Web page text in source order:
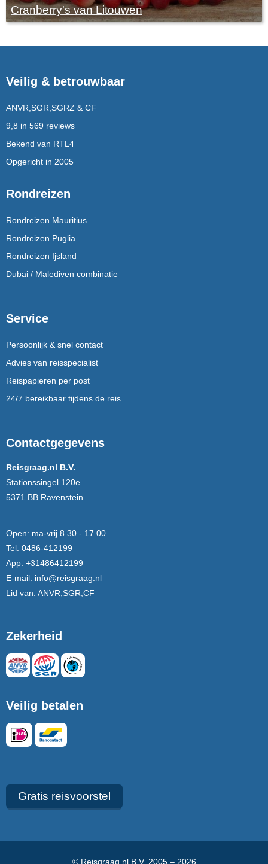
Cranberry's van Litouwen
Veilig & betrouwbaar
ANVR,SGR,SGRZ & CF
9,8 in 569 reviews
Bekend van RTL4
Opgericht in 2005
Rondreizen
Rondreizen Mauritius
Rondreizen Puglia
Rondreizen Ijsland
Dubai / Malediven combinatie
Service
Persoonlijk & snel contact
Advies van reisspecialist
Reispapieren per post
24/7 bereikbaar tijdens de reis
Contactgegevens
Reisgraag.nl B.V.
Stationssingel 120e
5371 BB Ravenstein
Open: ma-vrij 8.30 - 17.00
Tel: 0486-412199
App: +31486412199
E-mail: info@reisgraag.nl
Lid van: ANVR,SGR,CF
Zekerheid
Veilig betalen
Gratis reisvoorstel
© Reisgraag.nl B.V. 2005 – 2026